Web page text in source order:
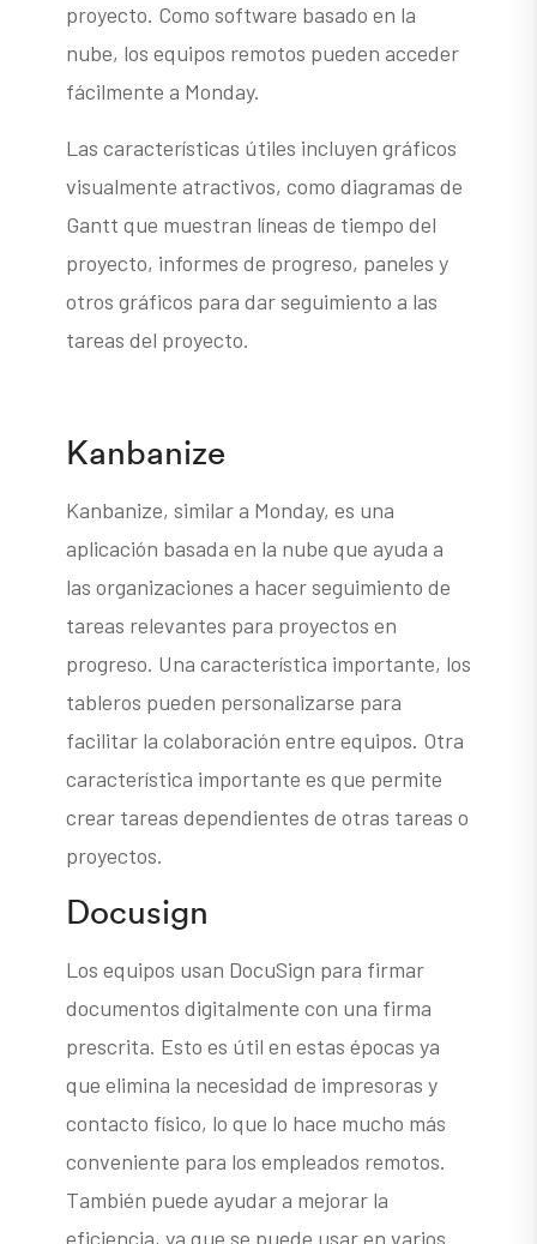
proyecto. Como software basado en la
nube, los equipos remotos pueden acceder
fácilmente a Monday.
Las características útiles incluyen gráficos
visualmente atractivos, como diagramas de
Gantt que muestran líneas de tiempo del
proyecto, informes de progreso, paneles y
otros gráficos para dar seguimiento a las
tareas del proyecto.
Kanbanize
Kanbanize, similar a Monday, es una
aplicación basada en la nube que ayuda a
las organizaciones a hacer seguimiento de
tareas relevantes para proyectos en
progreso. Una característica importante, los
tableros pueden personalizarse para
facilitar la colaboración entre equipos. Otra
característica importante es que permite
crear tareas dependientes de otras tareas o
proyectos.
Docusign
Los equipos usan DocuSign para firmar
documentos digitalmente con una firma
prescrita. Esto es útil en estas épocas ya
que elimina la necesidad de impresoras y
contacto físico, lo que lo hace mucho más
conveniente para los empleados remotos.
También puede ayudar a mejorar la
eficiencia, ya que se puede usar en varios